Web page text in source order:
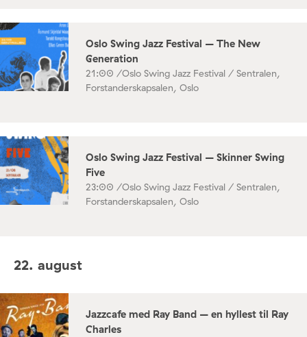
Oslo Swing Jazz Festival – The New
Generation
21:00 /Oslo Swing Jazz Festival / Sentralen,
Forstanderskapsalen, Oslo
Oslo Swing Jazz Festival – Skinner Swing
Five
23:00 /Oslo Swing Jazz Festival / Sentralen,
Forstanderskapsalen, Oslo
22. august
Jazzcafe med Ray Band – en hyllest til Ray
Charles